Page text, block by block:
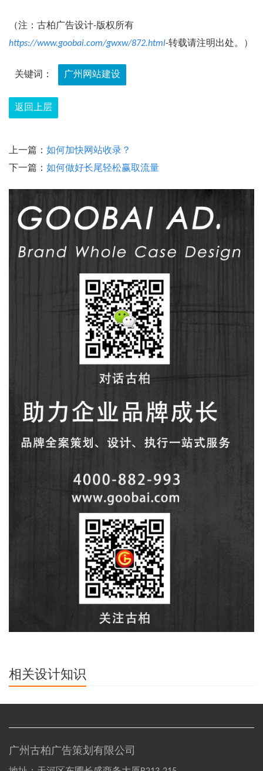
（注：古柏广告设计-版权所有
https://www.goobai.com/gwxw/872.html-转载请注明出处。）
关键词： 广州网站建设
返回上层
上一篇： 如何加快网站收录？
下一篇： 如何做好长尾轻松赢取流量
相关设计知识
广州古柏广告策划有限公司